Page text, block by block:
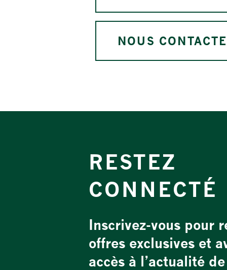
NOUS
RESTEZ
CONNECTÉ
Inscrivez-vous pour
offres exclusives et
accès à l’actualité